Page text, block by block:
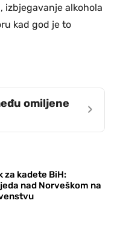
izbjegavanje alkohola
kad god je to
omiljene
›
za kadete BiH:
nad Norveškom na